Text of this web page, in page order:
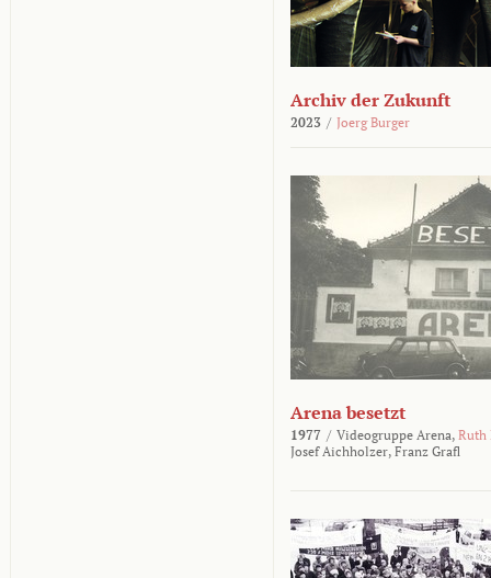
Archiv der Zukunft
2023 / Joerg Burger
Arena besetzt
1977 / Videogruppe Arena, Ruth
Josef Aichholzer, Franz Grafl